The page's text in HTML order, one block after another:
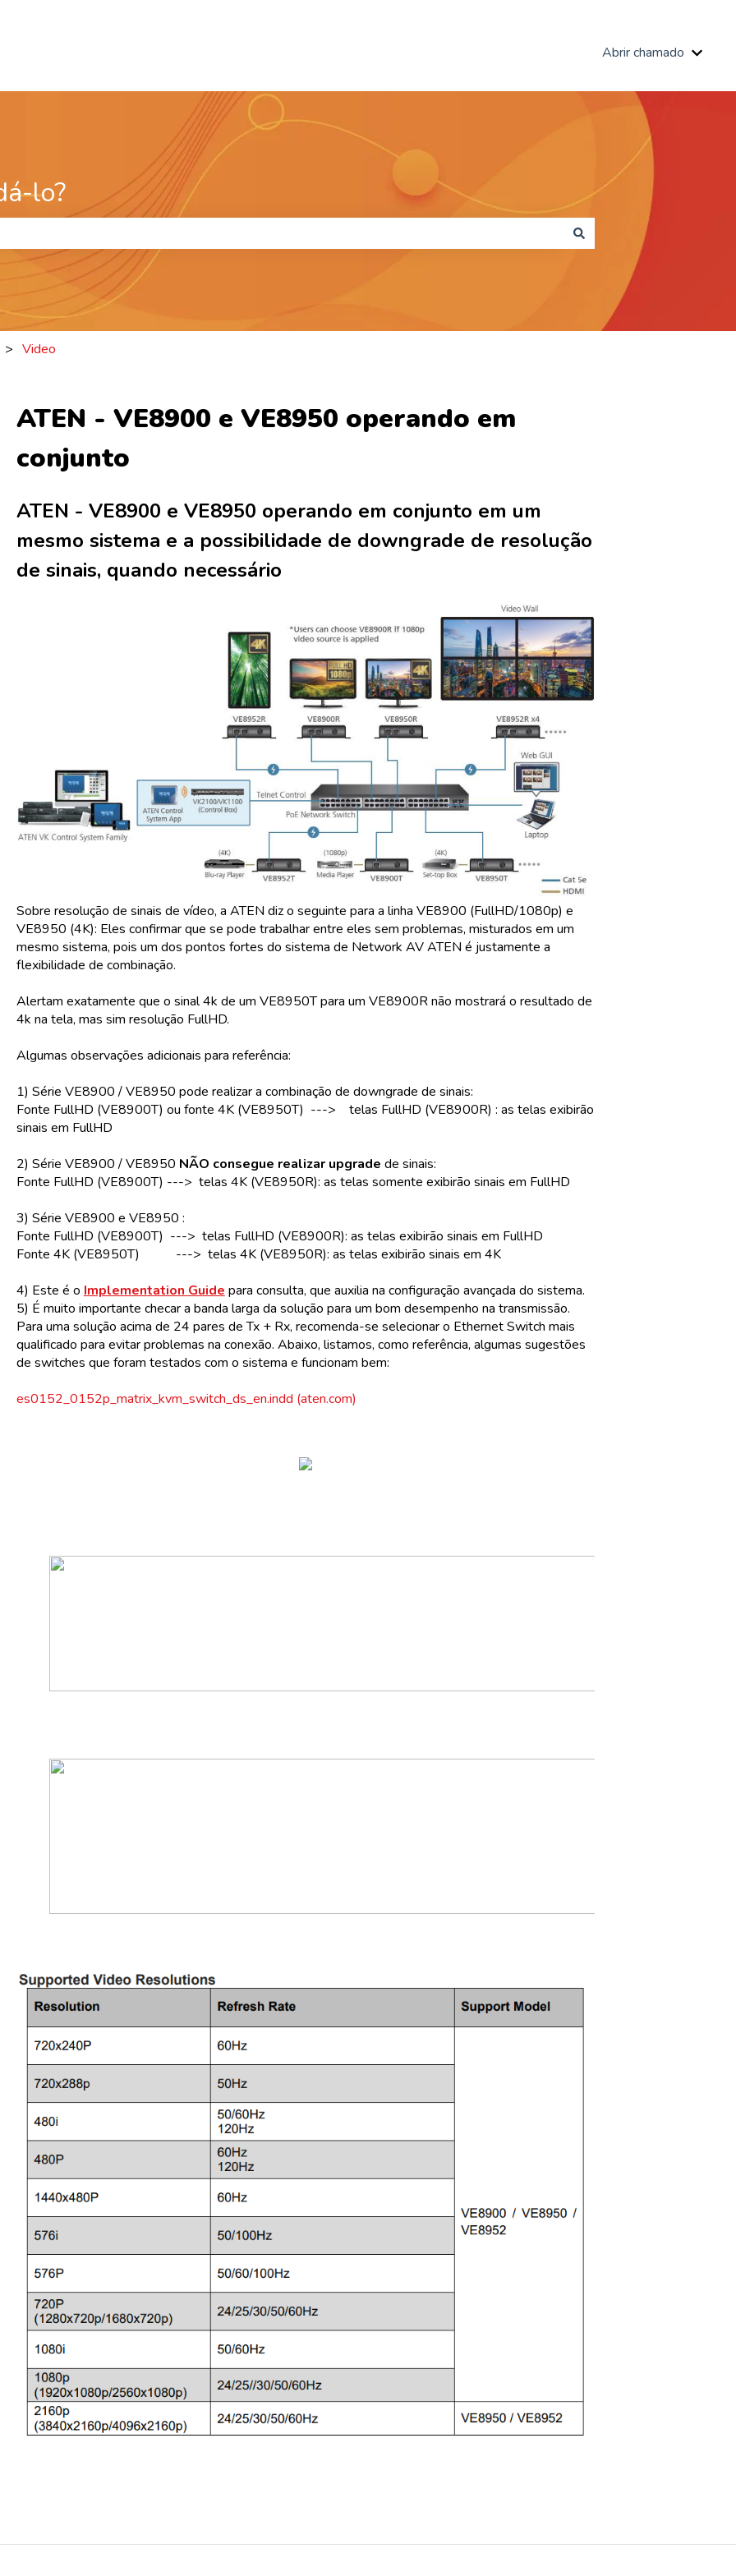
Abrir chamado
lo?
pesquisa está em branco.
Video
ATEN - VE8900 e VE8950 operando em
conjunto
ATEN - VE8900 e VE8950 operando em conjunto em um
mesmo sistema e a possibilidade de downgrade de resolução
de sinais, quando necessário
Sobre resolução de sinais de vídeo, a ATEN diz o seguinte para a linha VE8900 (FullHD/1080p) e
VE8950 (4K): Eles confirmar que se pode trabalhar entre eles sem problemas, misturados em um
mesmo sistema, pois um dos pontos fortes do sistema de Network AV ATEN é justamente a
flexibilidade de combinação.
Alertam exatamente que o sinal 4k de um VE8950T para um VE8900R não mostrará o resultado de
4k na tela, mas sim resolução FullHD.
Algumas observações adicionais para referência:
1) Série VE8900 / VE8950 pode realizar a combinação de downgrade de sinais:
Fonte FullHD (VE8900T) ou fonte 4K (VE8950T) ---> telas FullHD (VE8900R) : as telas exibirão
sinais em FullHD
2) Série VE8900 / VE8950 NÃO consegue realizar upgrade de sinais:
Fonte FullHD (VE8900T) ---> telas 4K (VE8950R): as telas somente exibirão sinais em FullHD
3) Série VE8900 e VE8950 :
Fonte FullHD (VE8900T) ---> telas FullHD (VE8900R): as telas exibirão sinais em FullHD
Fonte 4K (VE8950T) ---> telas 4K (VE8950R): as telas exibirão sinais em 4K
4) Este é o Implementation Guide para consulta, que auxilia na configuração avançada do sistema.
5) É muito importante checar a banda larga da solução para um bom desempenho na transmissão.
Para uma solução acima de 24 pares de Tx + Rx, recomenda-se selecionar o Ethernet Switch mais
qualificado para evitar problemas na conexão. Abaixo, listamos, como referência, algumas sugestões
de switches que foram testados com o sistema e funcionam bem:
es0152_0152p_matrix_kvm_switch_ds_en.indd (aten.com)